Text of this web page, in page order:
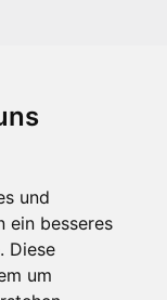
und
ein besseres
Diese
um